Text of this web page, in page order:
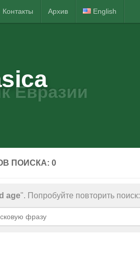
Контакты Архив English
Евразии
ПОИСКА: 0
age". Попробуйте повторить поиск: